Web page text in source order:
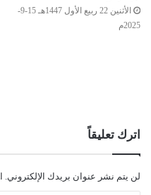
الأثنين 22 ربيع الأول 1447هـ 15-9-
2025م
اترك تعليقاً
لن يتم نشر عنوان بريدك الإلكتروني.